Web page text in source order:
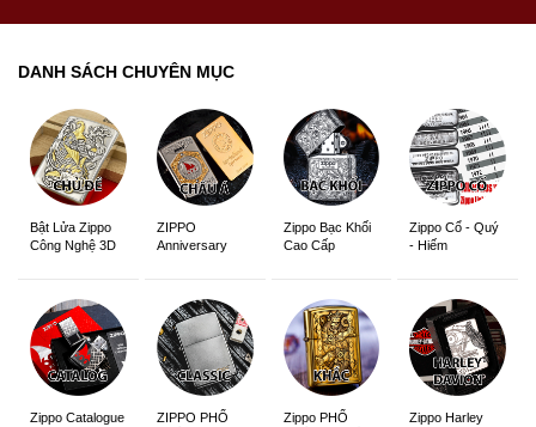
DANH SÁCH CHUYÊN MỤC
Bật Lửa Zippo
Công Nghệ 3D
ZIPPO
Anniversary
Zippo Bạc Khối
Cao Cấp
Zippo Cổ - Quý
- Hiếm
Zippo Catalogue
ZIPPO PHỔ
Zippo PHỔ
Zippo Harley